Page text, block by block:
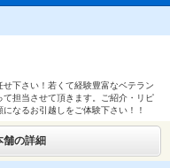
下さい！若くて経験豊富なベテラン
担当させて頂きます。ご紹介・リピ
なるお引越しをご体験下さい！！
舗の詳細